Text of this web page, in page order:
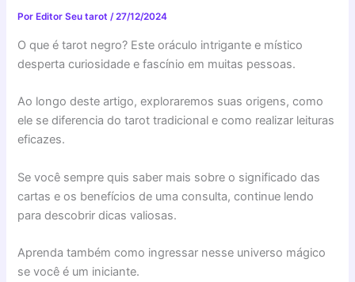
Por Editor Seu tarot/27/12/2024
O que é tarot negro? Este oráculo intrigante e místico
desperta curiosidade e fascínio em muitas pessoas.
Ao longo deste artigo, exploraremos suas origens, como
ele se diferencia do tarot tradicional e como realizar leituras
eficazes.
Se você sempre quis saber mais sobre o significado das
cartas e os benefícios de uma consulta, continue lendo
para descobrir dicas valiosas.
Aprenda também como ingressar nesse universo mágico
se você é um iniciante.